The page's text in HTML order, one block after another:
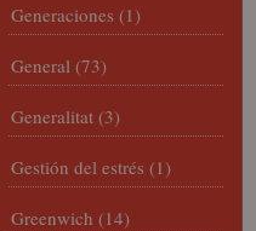
Generaciones (1)
General (73)
Generalitat (3)
Gestión del estrés (1)
Greenwich (14)